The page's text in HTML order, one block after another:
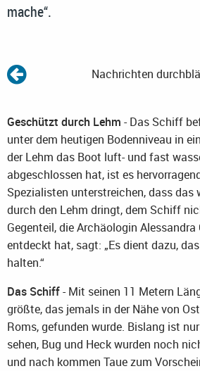
mache“.
Nachrichten
Geschützt durch Lehm - Das Schiff
unter dem heutigen Bodenniveau in
der Lehm das Boot luft- und fast
abgeschlossen hat, ist es
Spezialisten unterstreichen, dass das
durch den Lehm dringt, dem Schiff
Gegenteil, die Archäologin
entdeckt hat, sagt: „Es dient dazu,
halten.“
Das Schiff- Mit seinen 11 Metern
größte, das jemals in der Nähe von
Roms, gefunden wurde. Bislang ist
sehen, Bug und Heck wurden noch
und nach kommen Taue zum